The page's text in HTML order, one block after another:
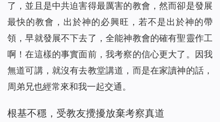
了，並且是中共迫害得最厲害的教會，然而卻是發展
最快的教會，出於神的必興旺，若不是出於神的帶
領，早就發展不下去了，全能神教會的確有聖靈作工
啊！在這樣的事實面前，我考察的信心更大了。因我
無道可講，就沒有去教堂講道，而是在家讀神的話，
周弟兄也經常來和我一起交通。
根基不穩，受教友攪擾放棄考察真道